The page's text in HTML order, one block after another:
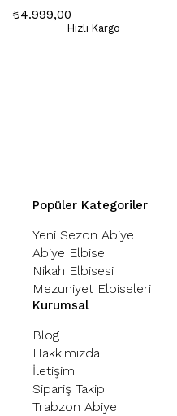
₺4.999,00
Hızlı Kargo
Popüler Kategoriler
Yeni Sezon Abiye
Abiye Elbise
Nikah Elbisesi
Mezuniyet Elbiseleri
Kurumsal
Blog
Hakkımızda
İletişim
Sipariş Takip
Trabzon Abiye